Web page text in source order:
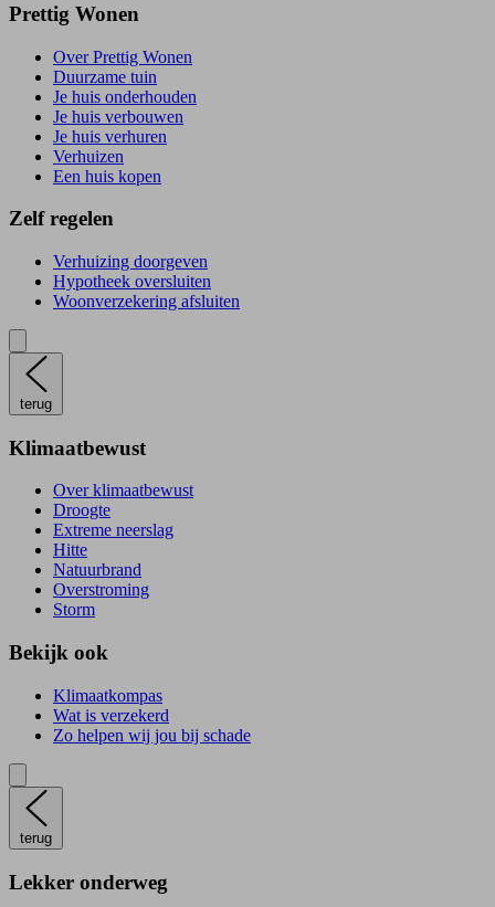
Prettig Wonen
Over Prettig Wonen
Duurzame tuin
Je huis onderhouden
Je huis verbouwen
Je huis verhuren
Verhuizen
Een huis kopen
Zelf regelen
Verhuizing doorgeven
Hypotheek oversluiten
Woonverzekering afsluiten
terug
Klimaatbewust
Over klimaatbewust
Droogte
Extreme neerslag
Hitte
Natuurbrand
Overstroming
Storm
Bekijk ook
Klimaatkompas
Wat is verzekerd
Zo helpen wij jou bij schade
terug
Lekker onderweg